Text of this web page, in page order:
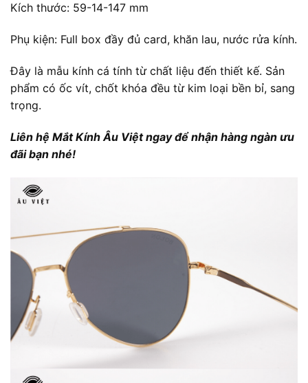
Kích thước: 59-14-147 mm
Phụ kiện: Full box đầy đủ card, khăn lau, nước rửa kính.
Đây là mẫu kính cá tính từ chất liệu đến thiết kế. Sản
phẩm có ốc vít, chốt khóa đều từ kim loại bền bỉ, sang
trọng.
Liên hệ Mắt Kính Âu Việt ngay để nhận hàng ngàn ưu
đãi bạn nhé!